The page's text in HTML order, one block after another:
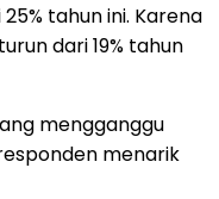
tahun ini. Karena
dari 19% tahun
mengganggu
menarik